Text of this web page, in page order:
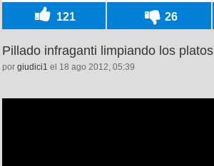
121 26
Pillado infraganti limpiando los platos
por giudici1 el 18 ago 2012, 05:39